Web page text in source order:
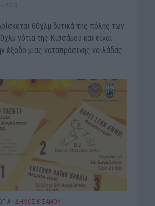
2019
60χλμ δυτικά της πόλης των
νότια της Κισσάμου και είναι
έξοδο μιας καταπράσινης κοιλάδας
• ΔΉΜΟΣ ΚΙΣΆΜΟΥ